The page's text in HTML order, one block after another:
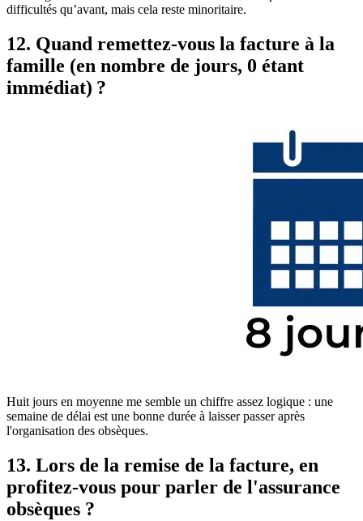
difficultés qu’avant, mais cela reste minoritaire.
12. Quand remettez-vous la facture à la
famille (en nombre de jours, 0 étant
immédiat) ?
Huit jours en moyenne me semble un chiffre assez logique : une
semaine de délai est une bonne durée à laisser passer après
l'organisation des obsèques.
13. Lors de la remise de la facture, en
profitez-vous pour parler de l'assurance
obsèques ?